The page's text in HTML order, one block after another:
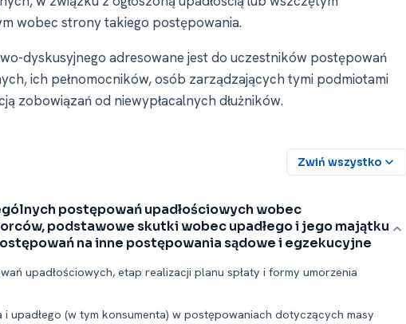
wobec strony takiego postępowania.
dyskusyjnego adresowane jest do uczestników postępowań
ich pełnomocników, osób zarządzających tymi podmiotami
zobowiązań od niewypłacalnych dłużników.
Zwiń wszystko
postępowań upadłościowych wobec
podstawowe skutki wobec upadłego i jego majątku
na inne postępowania sądowe i egzekucyjne
upadłościowych, etap realizacji planu spłaty i formy umorzenia
upadłego (w tym konsumenta) w postępowaniach dotyczących masy